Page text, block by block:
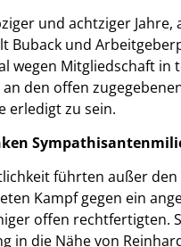
und achtziger
Buback und
wegen Mitgliedschaft
den offen
erledigt zu sein.
führten außer
Kampf gegen ein
offen rechtfertigten.
in die Nähe von